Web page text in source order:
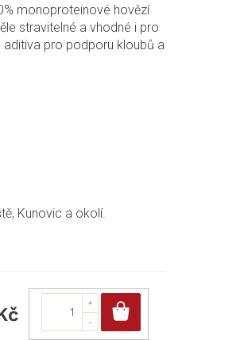
monoproteinové hovězí
stravitelné a vhodné i pro
aditiva pro podporu kloubů a
Kunovic a okolí.